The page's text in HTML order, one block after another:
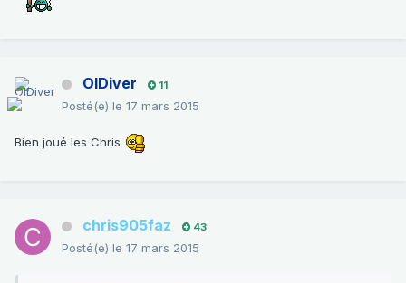
OlDiver 11
Posté(e) le 17 mars 2015
Bien joué les Chris
chris905faz 43
Posté(e) le 17 mars 2015